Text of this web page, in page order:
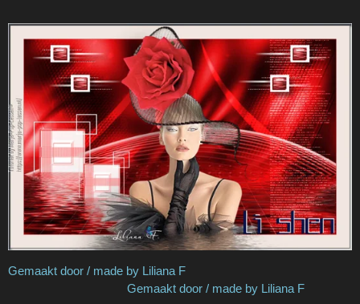
Gemaakt door / made by Liliana F
Gemaakt door / made by Liliana F